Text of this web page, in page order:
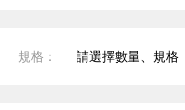
規格： 請選擇數量、規格